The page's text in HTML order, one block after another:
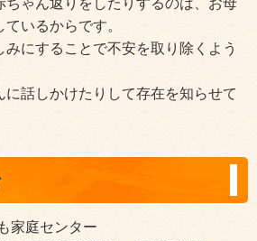
ちゃん返りをしたりするのは、お母
いるからです。
にすることで不安を取り除くよう
話しかけたりして存在を知らせて
家庭センター